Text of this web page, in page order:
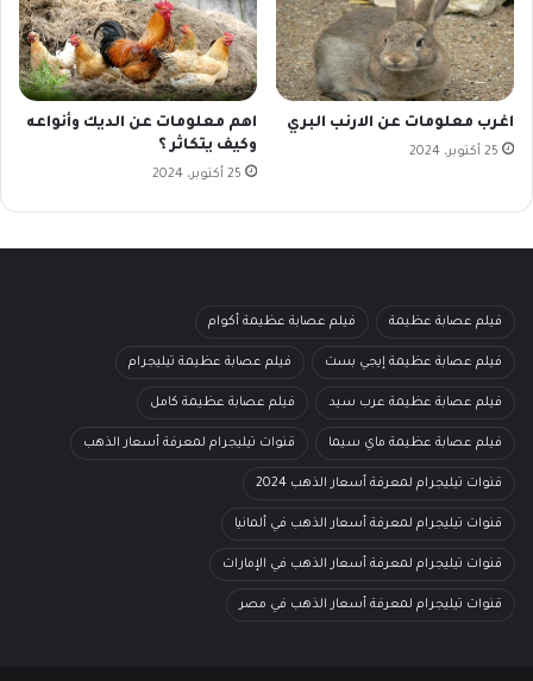
اغرب معلومات عن الارنب البري
25 أكتوبر، 2024
اهم معلومات عن الديك وأنواعه
وكيف يتكاثر ؟
25 أكتوبر، 2024
فيلم عصابة عظيمة فيلم عصابة عظيمة أكوام
فيلم عصابة عظيمة إيجي بست فيلم عصابة عظيمة تيليجرام
فيلم عصابة عظيمة عرب سيد فيلم عصابة عظيمة كامل
فيلم عصابة عظيمة ماي سيما قنوات تيليجرام لمعرفة أسعار الذهب
قنوات تيليجرام لمعرفة أسعار الذهب 2024
قنوات تيليجرام لمعرفة أسعار الذهب في ألمانيا
قنوات تيليجرام لمعرفة أسعار الذهب في الإمارات
قنوات تيليجرام لمعرفة أسعار الذهب في مصر